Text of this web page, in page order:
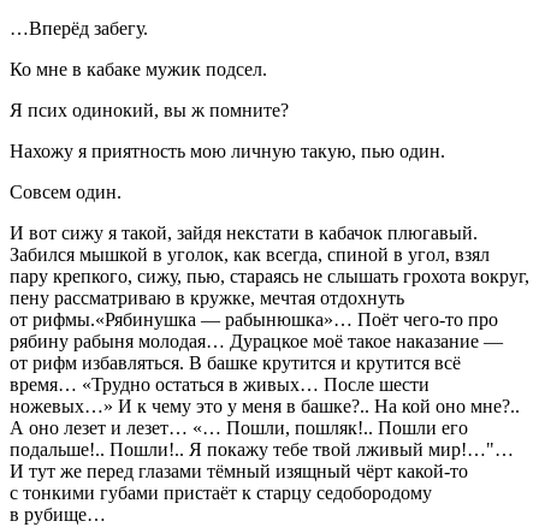
…Вперёд забегу.
Ко мне в кабаке мужик подсел.
Я псих одинокий, вы ж помните?
Нахожу я приятность мою личную такую, пью один.
Совсем один.
И вот сижу я такой, зайдя некстати в кабачок плюгавый.
Забился мышкой в уголок, как всегда, спиной в угол, взял
пару крепкого, сижу, пью, стараясь не слышать грохота вокруг,
пену рассматриваю в кружке, мечтая отдохнуть
от рифмы.«Рябинушка — рабынюшка»… Поёт чего-то про
рябину рабыня молодая… Дурацкое моё такое наказание —
от рифм избавляться. В башке крутится и крутится всё
время… «Трудно остаться в живых… После шести
ножевых…» И к чему это у меня в башке?.. На кой оно мне?..
А оно лезет и лезет… «… Пошли, пошляк!.. Пошли его
подальше!.. Пошли!.. Я покажу тебе твой лживый мир!…"…
И тут же перед глазами тёмный изящный чёрт какой-то
с тонкими губами пристаёт к старцу седобородому
в рубище…